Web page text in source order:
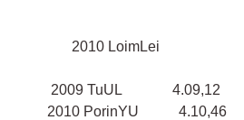
2010 LoimLei
2009 TuUL 4.09,12
PorinYU 4.10,46